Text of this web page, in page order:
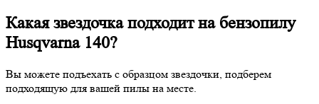
Какая звездочка подходит на бензопилу
Husqvarna 140?
Вы можете подъехать с образцом звездочки, подберем
подходящую для вашей пилы на месте.